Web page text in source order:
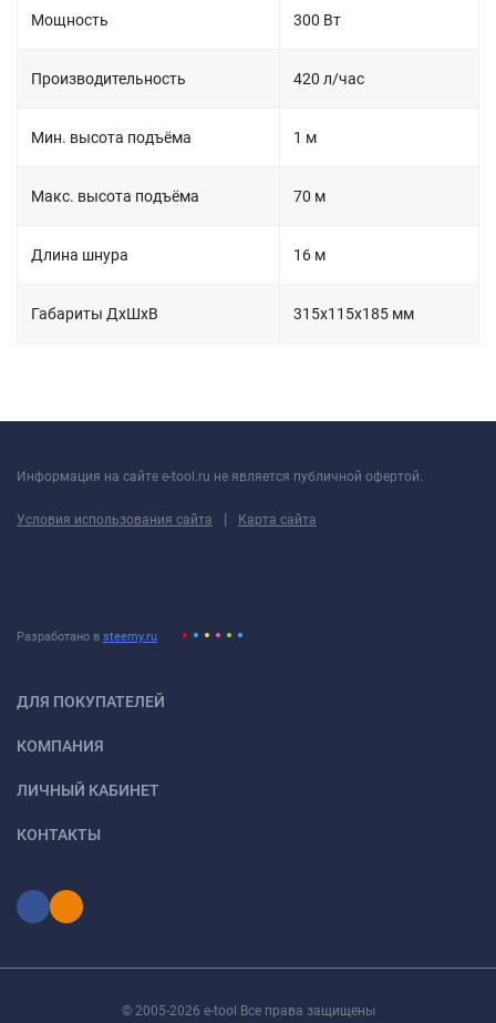
Мощность 300 Вт
Производительность 420 л/час
Мин. высота подъёма 1 м
Макс. высота подъёма 70 м
Длина шнура 16 м
Габариты ДхШхВ 315х115х185 мм
Информация на сайте e-tool.ru не является публичной офертой.
Условия использования сайта | Карта сайта
Разработано в steemy.ru
ДЛЯ ПОКУПАТЕЛЕЙ
КОМПАНИЯ
ЛИЧНЫЙ КАБИНЕТ
КОНТАКТЫ
© 2005-2026 e-tool Все права защищены